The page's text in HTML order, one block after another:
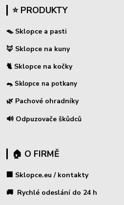
⭐ PRODUKTY
🪤 Sklopce a pasti
🦊 Sklopce na kuny
🐈 Sklopce na kočky
🐀 Sklopce na potkany
🌿 Pachové ohradníky
🔊 Odpuzovače škůdců
🏠 O FIRMĚ
🏢 Sklopce.eu / kontakty
🚚 Rychlé odeslání do 24 h